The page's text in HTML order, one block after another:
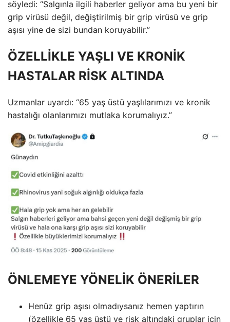
söyledi: “Salgınla ilgili haberler geliyor ama bu yeni bir
grip virüsü değil, değiştirilmiş bir grip virüsü ve grip
aşısı yine de sizi bundan koruyabilir.”
ÖZELLİKLE YAŞLI VE KRONİK
HASTALAR RİSK ALTINDA
Uzmanlar uyardı: “65 yaş üstü yaşlılarımızı ve kronik
hastalığı olanlarımızı mutlaka korumalıyız.”
ÖNLEMEYE YÖNELİK ÖNERİLER
Henüz grip aşısı olmadıysanız hemen yaptırın
(özellikle 65 yaş üstü ve risk altındaki gruplar için